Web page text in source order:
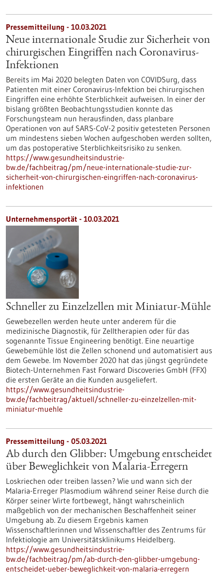
Pressemitteilung - 10.03.2021
Neue internationale Studie zur Sicherheit von
chirurgischen Eingriffen nach Coronavirus-
Infektionen
Bereits im Mai 2020 belegten Daten von COVIDSurg, dass
Patienten mit einer Coronavirus-Infektion bei chirurgischen
Eingriffen eine erhöhte Sterblichkeit aufweisen. In einer der
bislang größten Beobachtungsstudien konnte das
Forschungsteam nun herausfinden, dass planbare
Operationen von auf SARS-CoV-2 positiv getesteten Personen
um mindestens sieben Wochen aufgeschoben werden sollten,
um das postoperative Sterblichkeitsrisiko zu senken.
https://www.gesundheitsindustrie-
bw.de/fachbeitrag/pm/neue-internationale-studie-zur-
sicherheit-von-chirurgischen-eingriffen-nach-coronavirus-
infektionen
Unternehmensportät - 10.03.2021
Schneller zu Einzelzellen mit Miniatur-Mühle
Gewebezellen werden heute unter anderem für die
medizinische Diagnostik, für Zelltherapien oder für das
sogenannte Tissue Engineering benötigt. Eine neuartige
Gewebemühle löst die Zellen schonend und automatisiert aus
dem Gewebe. Im November 2020 hat das jüngst gegründete
Biotech-Unternehmen Fast Forward Discoveries GmbH (FFX)
die ersten Geräte an die Kunden ausgeliefert.
https://www.gesundheitsindustrie-
bw.de/fachbeitrag/aktuell/schneller-zu-einzelzellen-mit-
miniatur-muehle
Pressemitteilung - 05.03.2021
Ab durch den Glibber: Umgebung entscheidet
über Beweglichkeit von Malaria-Erregern
Loskriechen oder treiben lassen? Wie und wann sich der
Malaria-Erreger Plasmodium während seiner Reise durch die
Körper seiner Wirte fortbewegt, hängt wahrscheinlich
maßgeblich von der mechanischen Beschaffenheit seiner
Umgebung ab. Zu diesem Ergebnis kamen
Wissenschaftlerinnen und Wissenschaftler des Zentrums für
Infektiologie am Universitätsklinikums Heidelberg.
https://www.gesundheitsindustrie-
bw.de/fachbeitrag/pm/ab-durch-den-glibber-umgebung-
entscheidet-ueber-beweglichkeit-von-malaria-erregern